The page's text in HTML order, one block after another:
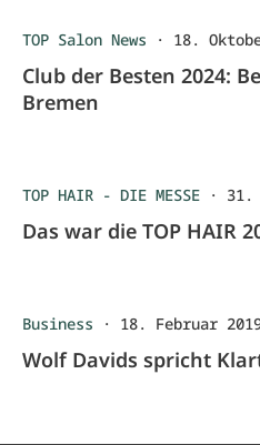
TOP Salon News · 18.
Club der Besten 2024:
Bremen
TOP HAIR - DIE MESSE · 31.
Das war die TOP HAIR
Business · 18. Februar
Wolf Davids spricht